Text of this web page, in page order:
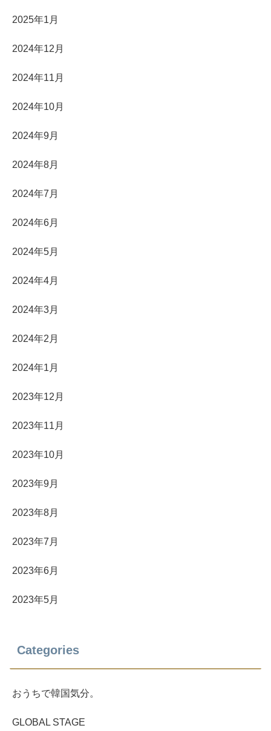
2025年1月
2024年12月
2024年11月
2024年10月
2024年9月
2024年8月
2024年7月
2024年6月
2024年5月
2024年4月
2024年3月
2024年2月
2024年1月
2023年12月
2023年11月
2023年10月
2023年9月
2023年8月
2023年7月
2023年6月
2023年5月
Categories
おうちで韓国気分。
GLOBAL STAGE